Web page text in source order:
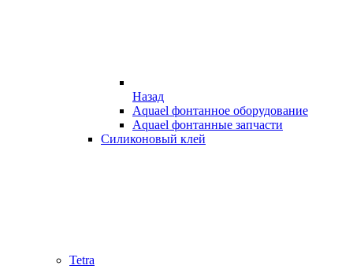
Назад
Aquael фонтанное оборудование
Aquael фонтанные запчасти
Силиконовый клей
Tetra